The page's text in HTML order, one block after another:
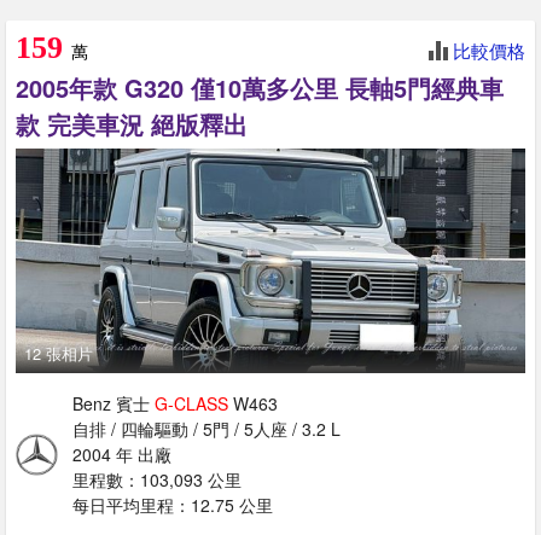
159 萬 比較價格
2005年款 G320 僅10萬多公里 長軸5門經典車
款 完美車況 絕版釋出
12 張相片
Benz 賓士 G-CLASS W463
自排 / 四輪驅動 / 5門 / 5人座 / 3.2 L
2004 年 出廠
里程數：103,093 公里
每日平均里程：12.75 公里